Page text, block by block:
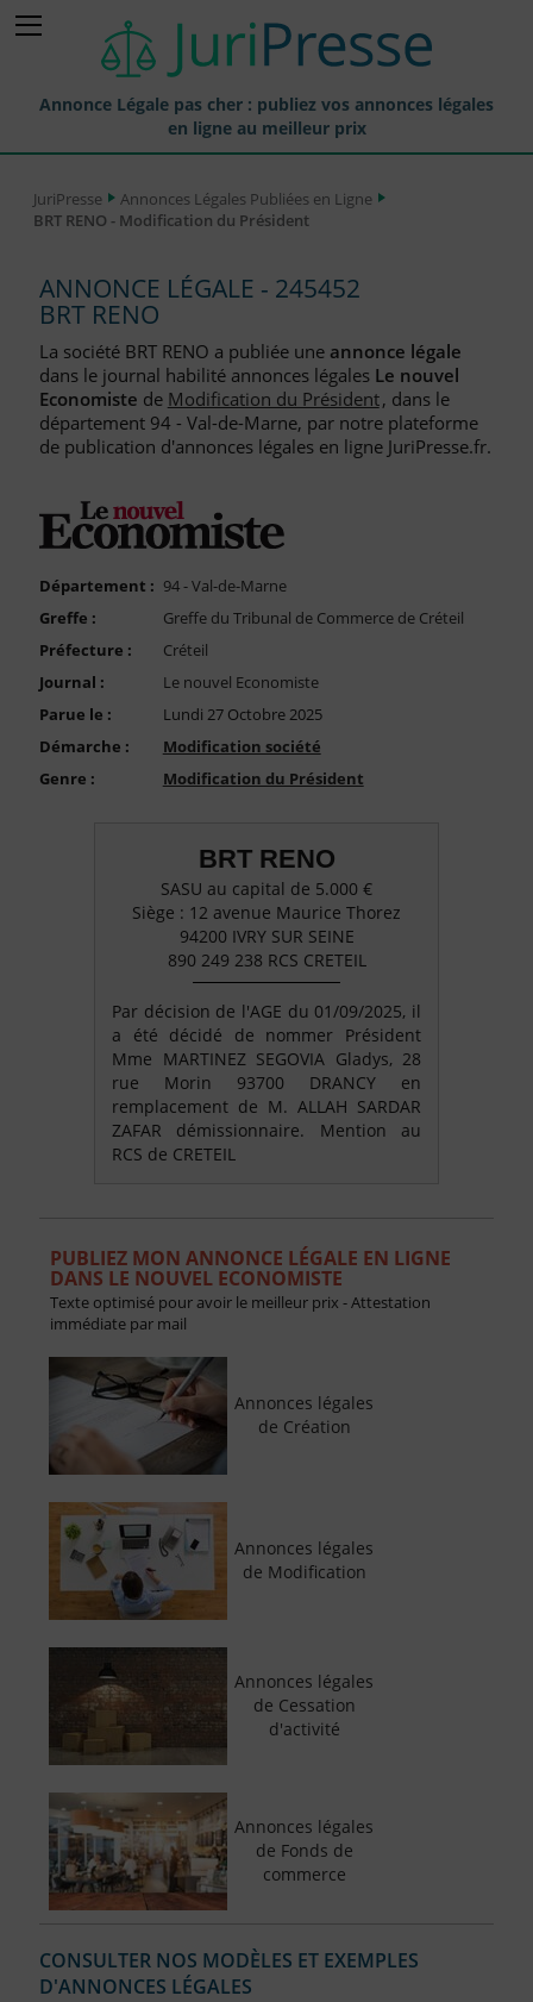
Annonce Légale pas cher : publiez vos annonces légales
en ligne au meilleur prix
Annonces Légales Publiées
Journaux Habilités (JAL) Annonces Légales
Départements pour la Publication d'Annonces Légales
Liste des Greffes
Liste des CCI
FAQ
Nous Contacter
Compte PRO
JuriPresse
Annonces Légales Publiées en Ligne
BRT RENO - Modification du Président
ANNONCE LÉGALE - 245452
BRT RENO
La société BRT RENO a publiée une annonce légale
dans le journal habilité annonces légales Le nouvel
Economiste de Modification du Président, dans le
département 94 - Val-de-Marne, par notre plateforme
de publication d'annonces légales en ligne JuriPresse.fr.
Département : 94 - Val-de-Marne
Greffe :
Greffe du Tribunal de Commerce de Créteil
Préfecture :
Créteil
Journal :
Le nouvel Economiste
Parue le :
Lundi 27 Octobre 2025
Démarche :
Modification société
Genre :
Modification du Président
BRT RENO
SASU au capital de 5.000 €
Siège : 12 avenue Maurice Thorez
94200 IVRY SUR SEINE
890 249 238 RCS CRETEIL
Par décision de l'AGE du 01/09/2025, il
a été décidé de nommer Président
Mme MARTINEZ SEGOVIA Gladys, 28
rue Morin 93700 DRANCY en
remplacement de M. ALLAH SARDAR
ZAFAR démissionnaire. Mention au
RCS de CRETEIL
PUBLIEZ MON ANNONCE LÉGALE EN LIGNE
DANS LE NOUVEL ECONOMISTE
Texte optimisé pour avoir le meilleur prix - Attestation
immédiate par mail
Annonces légales
de Création
Annonces légales
de Modification
Annonces légales
de Cessation
d'activité
Annonces légales
de Fonds de
commerce
CONSULTER NOS MODÈLES ET EXEMPLES
D'ANNONCES LÉGALES